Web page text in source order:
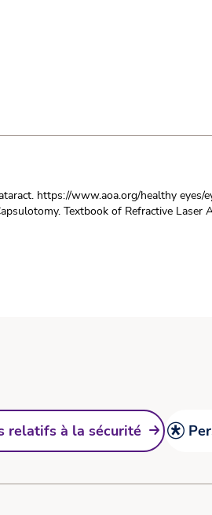
https://www.aoa.org/healthy
Textbook of Refractive
relatifs à la sécurité